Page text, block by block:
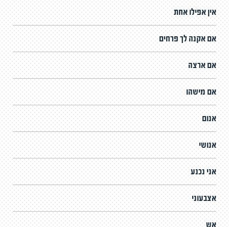
אין אפילו אחת
אם אקנה לך פרחים
אם ארצה
אם מישהו
אנום
אנושי
אני נכנע
אצבעוני